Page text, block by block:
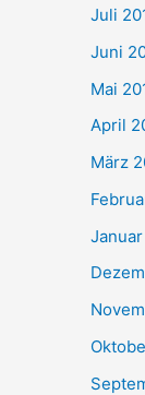
Juli
Juni
Mai
April
März